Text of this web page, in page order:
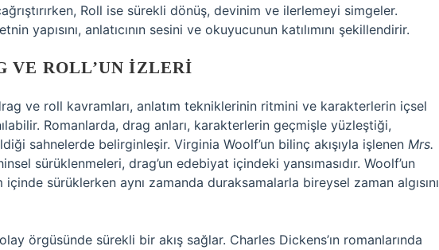
Roll ise sürekli dönüş, devinim ve ilerlemeyi simgeler.
yapısını, anlatıcının sesini ve okuyucunun katılımını şekillendirir.
VE ROLL’UN İZLERI
ve roll kavramları, anlatım tekniklerinin ritmini ve karakterlerin içsel
Romanlarda, drag anları, karakterlerin geçmişle yüzleştiği,
sahnelerde belirginleşir. Virginia Woolf’un bilinç akışıyla işlenen Mrs.
sürüklenmeleri, drag’un edebiyat içindeki yansımasıdır. Woolf’un
sürüklerken aynı zamanda duraksamalarla bireysel zaman algısını
örgüsünde sürekli bir akış sağlar. Charles Dickens’ın romanlarında